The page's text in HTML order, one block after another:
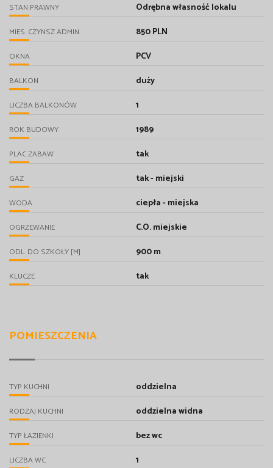
STAN PRAWNY Odrębna własność lokalu
MIES. CZYNSZ ADMIN. 850 PLN
OKNA PCV
BALKON duży
LICZBA BALKONÓW 1
ROK BUDOWY 1989
PLAC ZABAW tak
GAZ tak - miejski
WODA ciepła - miejska
OGRZEWANIE C.O. miejskie
ODL. DO SZKOŁY [M] 900 m
KLUCZE tak
POMIESZCZENIA
TYP KUCHNI oddzielna
RODZAJ KUCHNI oddzielna widna
TYP ŁAZIENKI bez wc
LICZBA WC 1